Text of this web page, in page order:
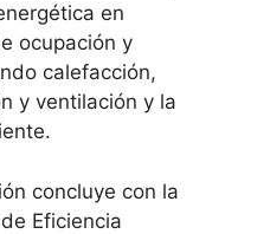
en
ocupación y
calefacción,
y ventilación y la
concluye con la
Eficiencia